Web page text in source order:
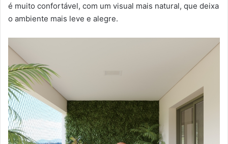
é muito confortável, com um visual mais natural, que deixa
o ambiente mais leve e alegre.